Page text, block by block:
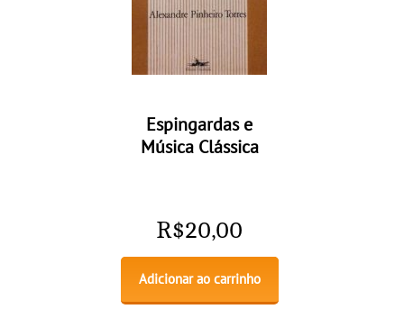
Espingardas e
Música Clássica
R$20,00
Adicionar ao carrinho